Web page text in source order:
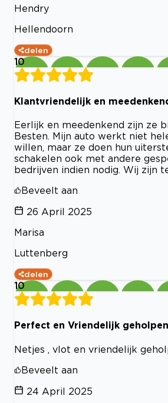
Hendry
Hellendoorn
delen
10
Klantvriendelijk en
Eerlijk en meedenkend zijn ze
Besten. Mijn auto werkt niet
willen, maar ze doen hun
schakelen ook met andere
bedrijven indien nodig. Wij zijn
Beveelt aan
26 April 2025
Marisa
Luttenberg
delen
10
Perfect en Vriendelijk
Netjes , vlot en vriendelijk
Beveelt aan
24 April 2025